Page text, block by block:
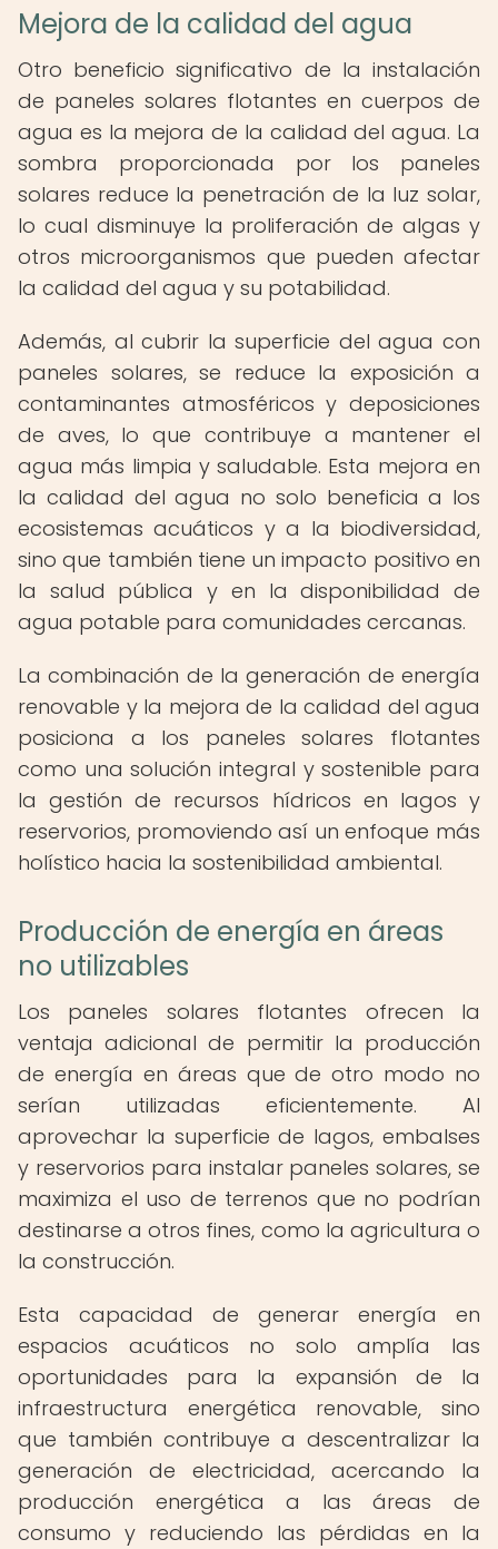
Mejora de la calidad del agua
Otro beneficio significativo de la instalación
de paneles solares flotantes en cuerpos de
agua es la mejora de la calidad del agua. La
sombra proporcionada por los paneles
solares reduce la penetración de la luz solar,
lo cual disminuye la proliferación de algas y
otros microorganismos que pueden afectar
la calidad del agua y su potabilidad.
Además, al cubrir la superficie del agua con
paneles solares, se reduce la exposición a
contaminantes atmosféricos y deposiciones
de aves, lo que contribuye a mantener el
agua más limpia y saludable. Esta mejora en
la calidad del agua no solo beneficia a los
ecosistemas acuáticos y a la biodiversidad,
sino que también tiene un impacto positivo en
la salud pública y en la disponibilidad de
agua potable para comunidades cercanas.
La combinación de la generación de energía
renovable y la mejora de la calidad del agua
posiciona a los paneles solares flotantes
como una solución integral y sostenible para
la gestión de recursos hídricos en lagos y
reservorios, promoviendo así un enfoque más
holístico hacia la sostenibilidad ambiental.
Producción de energía en áreas
no utilizables
Los paneles solares flotantes ofrecen la
ventaja adicional de permitir la producción
de energía en áreas que de otro modo no
serían utilizadas eficientemente. Al
aprovechar la superficie de lagos, embalses
y reservorios para instalar paneles solares, se
maximiza el uso de terrenos que no podrían
destinarse a otros fines, como la agricultura o
la construcción.
Esta capacidad de generar energía en
espacios acuáticos no solo amplía las
oportunidades para la expansión de la
infraestructura energética renovable, sino
que también contribuye a descentralizar la
generación de electricidad, acercando la
producción energética a las áreas de
consumo y reduciendo las pérdidas en la